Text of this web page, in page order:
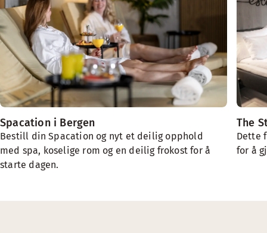
Spacation i Bergen
Bestill din Spacation og nyt et deilig opphold
med spa, koselige rom og en deilig frokost for å
starte dagen.
The
Dette
for å